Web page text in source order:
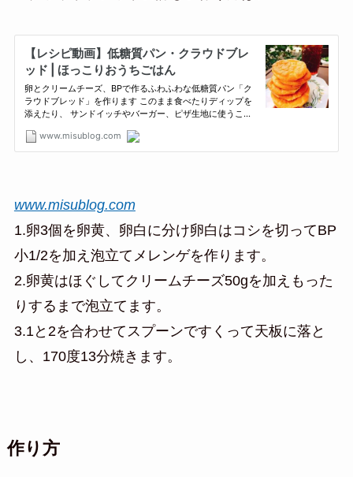
www.misublog.com
1.卵3個を卵黄、卵白に分け卵白はコシを切ってBP
小1/2を加え泡立てメレンゲを作ります。
2.卵黄はほぐしてクリームチーズ50gを加えもった
りするまで泡立てます。
3.1と2を合わせてスプーンですくって天板に落と
し、170度13分焼きます。
作り方